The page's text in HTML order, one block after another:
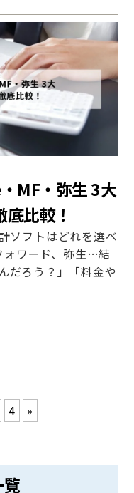
MF・弥生 3大
比較！
ソフトはどれを選べ
ォワード、弥生…結
だろう？」「料金や
4 »